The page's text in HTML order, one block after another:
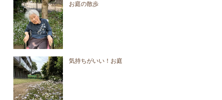
お庭の散歩
気持ちがいい！お庭